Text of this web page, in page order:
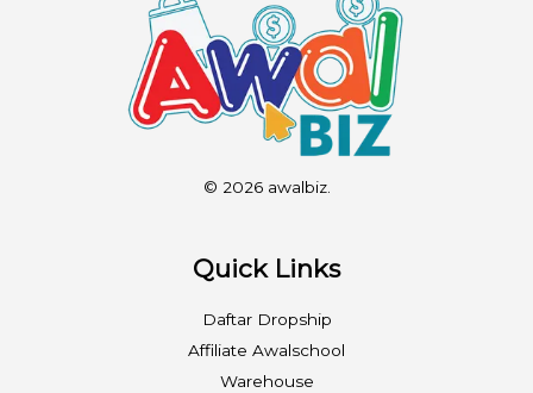
© 2026 awalbiz.
Quick Links
Daftar Dropship
Affiliate Awalschool
Warehouse